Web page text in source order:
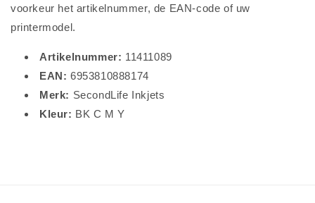
voorkeur het artikelnummer, de EAN-code of uw
printermodel.
Artikelnummer: 11411089
EAN: 6953810888174
Merk: SecondLife Inkjets
Kleur: BK C M Y